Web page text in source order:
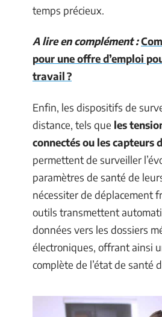
temps précieux.
A lire en complément :
pour une offre d’emploi
travail ?
Enfin, les dispositifs de
distance, tels que les
connectés ou les capteurs
permettent de surveiller
paramètres de santé de
nécessiter de déplacement
outils transmettent
données vers les dossiers
électroniques, offrant ainsi
complète de l’état de santé